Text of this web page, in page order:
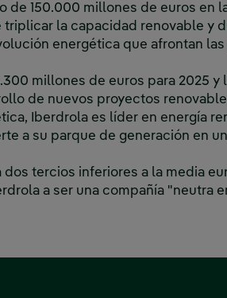
de 150.000 millones de euros en
la capacidad renovable y
energética que afrontan
millones de euros para 2025 y
de nuevos proyectos
Iberdrola es líder en energía
a su parque de generación en
tercios inferiores a la media
a ser una compañía "neutra